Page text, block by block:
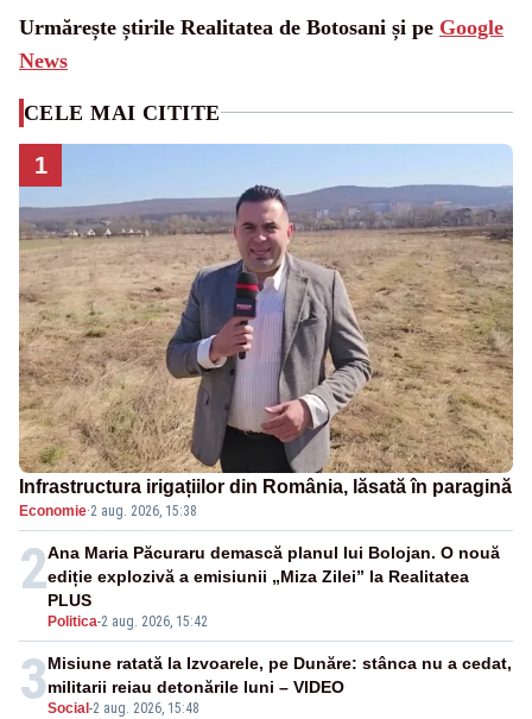
Urmărește știrile Realitatea de Botosani și pe Google
News
CELE MAI CITITE
1
Infrastructura irigațiilor din România, lăsată în paragină
Economie·2 aug. 2026, 15:38
2
Politica-2 aug. 2026, 15:42
Ana Maria Păcuraru demască planul lui Bolojan. O nouă
ediție explozivă a emisiunii „Miza Zilei” la Realitatea
PLUS
3Social -2 aug. 2026, 15:48
Misiune ratată la Izvoarele, pe Dunăre: stânca nu a cedat,
militarii reiau detonările luni – VIDEO